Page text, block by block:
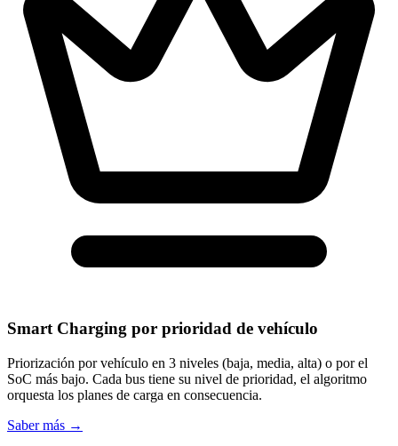
Smart Charging por prioridad de vehículo
Priorización por vehículo en 3 niveles (baja, media, alta) o por el
SoC más bajo. Cada bus tiene su nivel de prioridad, el algoritmo
orquesta los planes de carga en consecuencia.
Saber más →